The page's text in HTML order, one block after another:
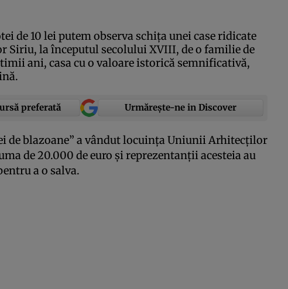
de 10 lei putem observa schiţa unei case ridicate
Siriu, la începutul secolului XVIII, de o familie de
ani, casa cu o valoare istorică semnificativă,
preferată Urmărește-ne in Discover
de blazoane” a vândut locuinţa Uniunii Arhitecţilor
de 20.000 de euro şi reprezentanţii acesteia au
a o salva.